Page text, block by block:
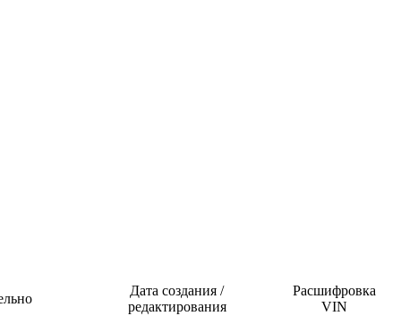
Дата создания /
редактирования
Расшифровка
VIN